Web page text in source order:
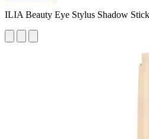
ILIA Beauty Eye Stylus Shadow Stick